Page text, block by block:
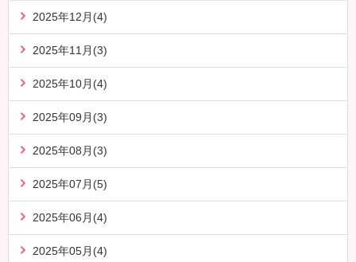
2025年12月(4)
2025年11月(3)
2025年10月(4)
2025年09月(3)
2025年08月(3)
2025年07月(5)
2025年06月(4)
2025年05月(4)